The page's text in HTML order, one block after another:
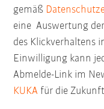
gemäß
eine Auswertung
des Klickverhaltens
Einwilligung kann
Abmelde-Link im
KUKA für die